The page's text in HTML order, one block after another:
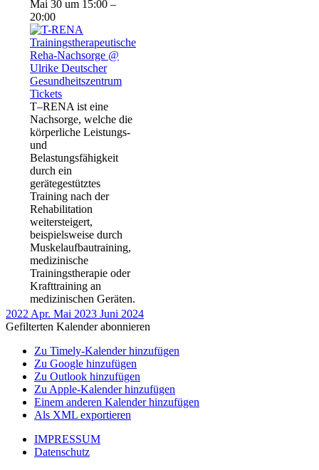
Mai 30 um 15:00 –
20:00
Tickets
T–RENA ist eine
Nachsorge, welche die
körperliche Leistungs-
und
Belastungsfähigkeit
durch ein
gerätegestütztes
Training nach der
Rehabilitation
weitersteigert,
beispielsweise durch
Muskelaufbautraining,
medizinische
Trainingstherapie oder
Krafttraining an
medizinischen Geräten.
2022 Apr. Mai 2023 Juni 2024
Gefilterten Kalender abonnieren
Zu Timely-Kalender hinzufügen
Zu Google hinzufügen
Zu Outlook hinzufügen
Zu Apple-Kalender hinzufügen
Einem anderen Kalender hinzufügen
Als XML exportieren
IMPRESSUM
Datenschutz